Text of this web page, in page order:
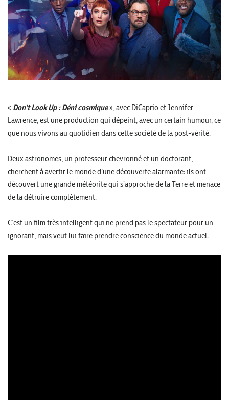
« Don’t Look Up : Déni cosmique», avec DiCaprio et Jennifer
Lawrence, est une production qui dépeint, avec un certain humour, ce
que nous vivons au quotidien dans cette société de la post-vérité.
Deux astronomes, un professeur chevronné et un doctorant,
cherchent à avertir le monde d’une découverte alarmante: ils ont
découvert une grande météorite qui s’approche de la Terre et menace
de la détruire complètement.
C’est un film très intelligent qui ne prend pas le spectateur pour un
ignorant, mais veut lui faire prendre conscience du monde actuel.